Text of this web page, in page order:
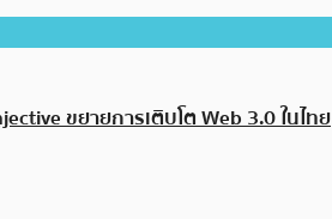
ขยายการเติบโต Web 3.0 ในไทย